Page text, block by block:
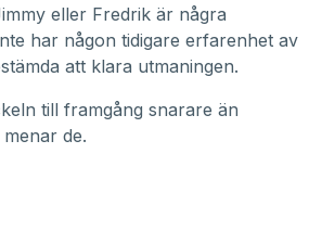
eller Fredrik är några
har någon tidigare erfarenhet av
att klara utmaningen.
till framgång snarare än
de.